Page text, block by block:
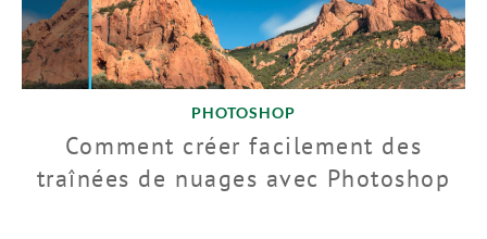
PHOTOSHOP
Comment créer facilement des
traînées de nuages avec Photoshop